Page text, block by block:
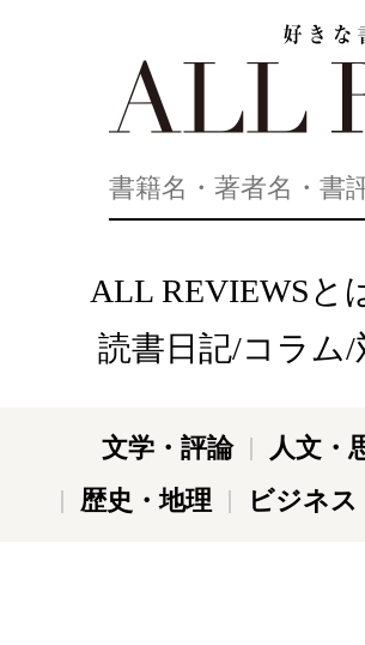
ALL REVIEWSと
読書日記/コラム/
文学・評論 人文・
歴史・地理
ビジネス